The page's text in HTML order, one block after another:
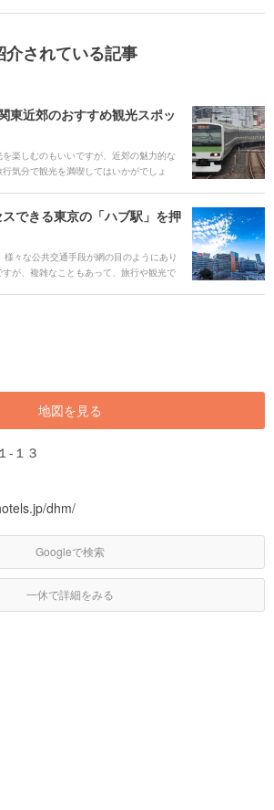
介されている記事
東近郊のおすすめ観光スポッ
楽しむのもいいですが、近郊の魅力的な
気分で観光を満喫してはいかがでしょ
めのスポットをご紹介します。
できる東京の「ハブ駅」を押
々な公共交通手段が網の目のようにあり
が、複雑なこともあって、旅行や観光で
特に利用しやすい「ハブ駅」と、それぞ
地図を見る
-１３
dhm/
Googleで検索
一休で詳細をみる